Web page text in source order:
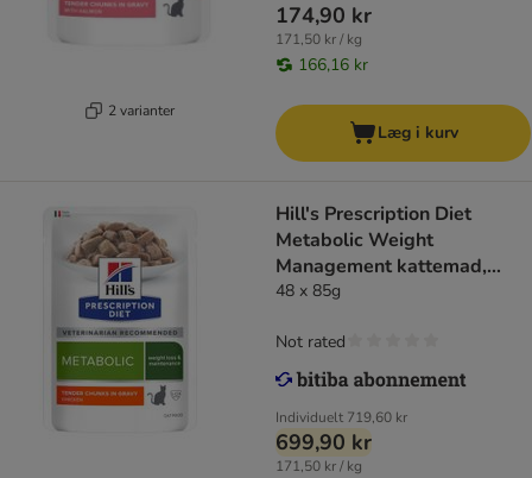
2 varianter
174,90 kr
171,50 kr / kg
166,16 kr
Læg i kurv
Hill's Prescription Diet
Metabolic Weight
Management kattemad,
kylling
48 x 85g
Individuelt 719,60 kr
699,90 kr
171,50 kr / kg
Not rated